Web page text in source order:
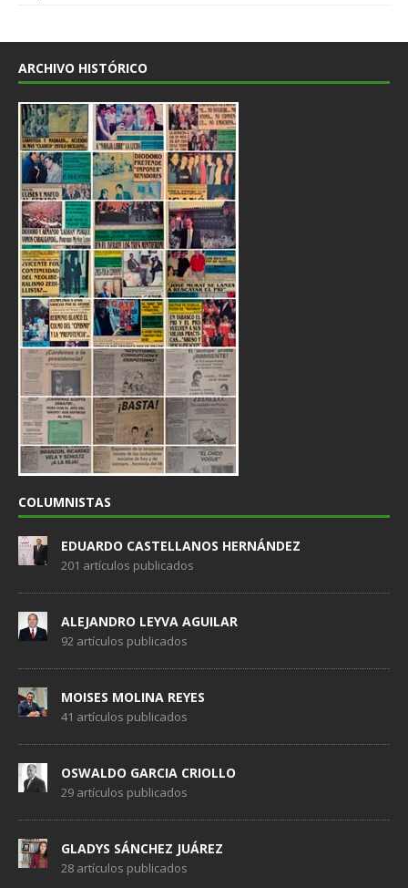
ARCHIVO HISTÓRICO
COLUMNISTAS
EDUARDO CASTELLANOS HERNÁNDEZ
201 artículos publicados
ALEJANDRO LEYVA AGUILAR
92 artículos publicados
MOISES MOLINA REYES
41 artículos publicados
OSWALDO GARCIA CRIOLLO
29 artículos publicados
GLADYS SÁNCHEZ JUÁREZ
28 artículos publicados